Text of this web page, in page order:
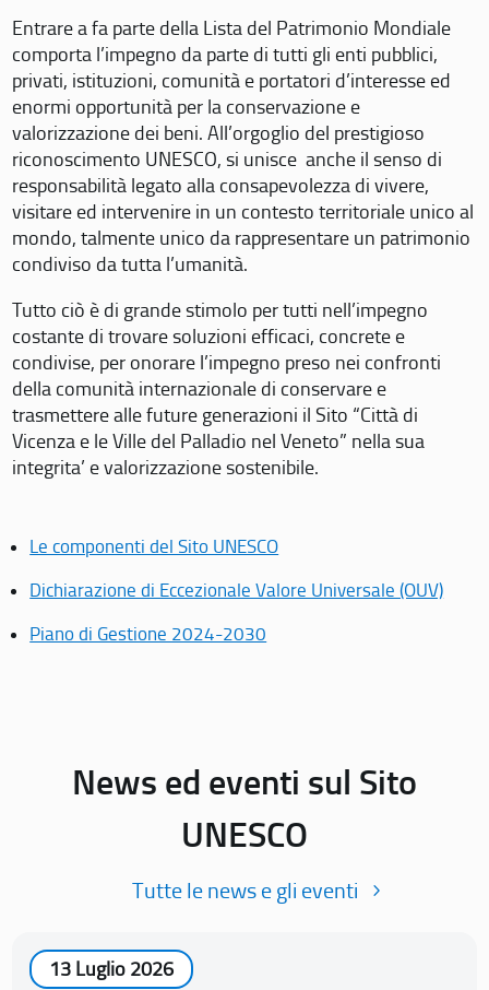
Entrare a fa parte della Lista del Patrimonio Mondiale
comporta l’impegno da parte di tutti gli enti pubblici,
privati, istituzioni, comunità e portatori d’interesse ed
enormi opportunità per la conservazione e
valorizzazione dei beni. All’orgoglio del prestigioso
riconoscimento UNESCO, si unisce anche il senso di
responsabilità legato alla consapevolezza di vivere,
visitare ed intervenire in un contesto territoriale unico al
mondo, talmente unico da rappresentare un patrimonio
condiviso da tutta l’umanità.
Tutto ciò è di grande stimolo per tutti nell’impegno
costante di trovare soluzioni efficaci, concrete e
condivise, per onorare l’impegno preso nei confronti
della comunità internazionale di conservare e
trasmettere alle future generazioni il Sito “Città di
Vicenza e le Ville del Palladio nel Veneto” nella sua
integrita’ e valorizzazione sostenibile.
Le componenti del Sito UNESCO
Dichiarazione di Eccezionale Valore Universale (OUV)
Piano di Gestione 2024-2030
News ed eventi sul Sito
UNESCO
Tutte le news e gli eventi
13 Luglio 2026